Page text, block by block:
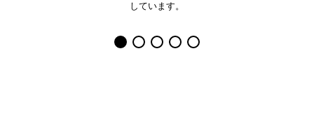
しています。